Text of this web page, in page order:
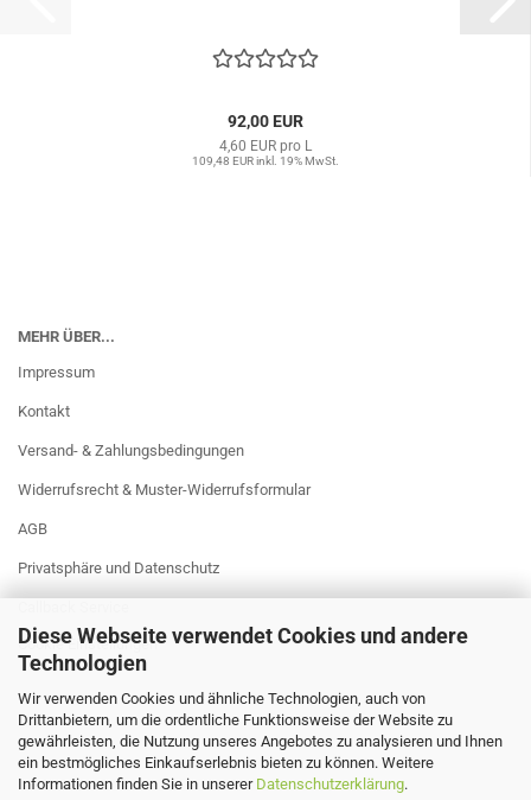
Diese Webseite verwendet Cookies und andere
Technologien
Wir verwenden Cookies und ähnliche Technologien, auch von
Drittanbietern, um die ordentliche Funktionsweise der Website zu
gewährleisten, die Nutzung unseres Angebotes zu analysieren und Ihnen
ein bestmögliches Einkaufserlebnis bieten zu können. Weitere
Informationen finden Sie in unserer Datenschutzerklärung.
92,00 EUR
4,60 EUR pro L
109,48 EUR inkl. 19% MwSt.
MEHR ÜBER...
Impressum
Kontakt
Versand- & Zahlungsbedingungen
Widerrufsrecht & Muster-Widerrufsformular
AGB
Privatsphäre und Datenschutz
Cookie Einstellungen